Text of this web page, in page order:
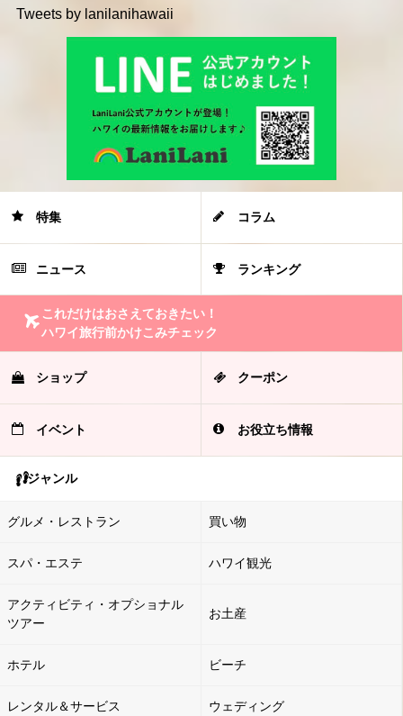
Tweets by lanilanihawaii
特集 コラム
ニュース ランキング
これだけはおさえておきたい！
ハワイ旅行前かけこみチェック
ショップ クーポン
イベント お役立ち情報
ジャンル
グルメ・レストラン 買い物
スパ・エステ ハワイ観光
アクティビティ・オプショナル
ツアー
お土産
ホテル ビーチ
レンタル＆サービス ウェディング